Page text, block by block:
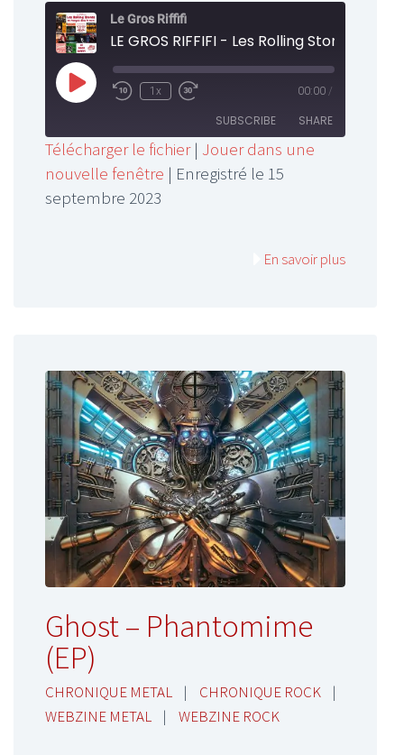
Le Gros Riffifi
Play
EpisodeRewind
Seconds
1x
Fast
Forward
30
seconds
00:00 /
SUBSCRIBE SHARE
SHARE
LINK
Télécharger le fichier| Jouer dans une
nouvelle fenêtre | Enregistré le 15
septembre 2023
En savoir plus
Ghost – Phantomime
(EP)
CHRONIQUE METAL | CHRONIQUE ROCK
|
WEBZINE METAL
| WEBZINE ROCK